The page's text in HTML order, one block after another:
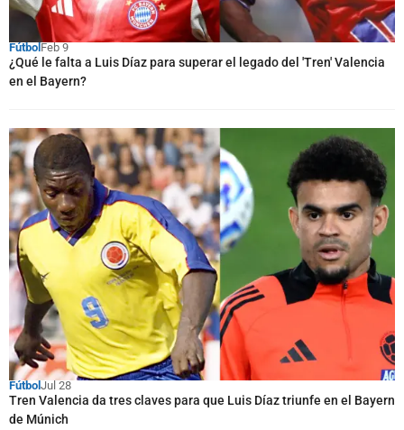
Fútbol Feb 9
¿Qué le falta a Luis Díaz para superar el legado del 'Tren' Valencia
en el Bayern?
Fútbol Jul 28
Tren Valencia da tres claves para que Luis Díaz triunfe en el Bayern
de Múnich